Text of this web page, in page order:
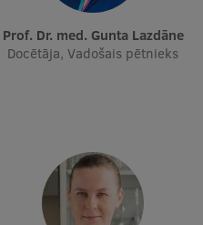
Prof. Dr. med. Gunta Lazdāne
Docētāja, Vadošais pētnieks